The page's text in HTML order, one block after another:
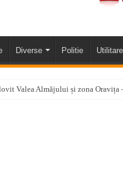
Diverse Politie Utilitare
Valea Almăjului și zona Oravița